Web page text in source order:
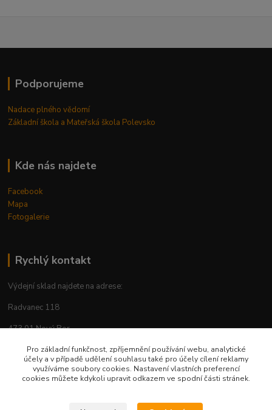
Podporujeme
Nadace plného vědomí
Základní škola a Mateřská škola Polevsko
Kde nás najdete
Facebook
Mapa
Fotogalerie
Rychlý kontakt
Výdejní sklad najdete na adrese:
Radvanec 118
473 01 Nový Bor
tel: +420 605 283 713
Pro základní funkčnost, zpříjemnění používání webu, analytické
účely a v případě udělení souhlasu také pro účely cílení reklamy
využíváme soubory cookies. Nastavení vlastních preferencí
cookies můžete kdykoli upravit odkazem ve spodní části stránek.